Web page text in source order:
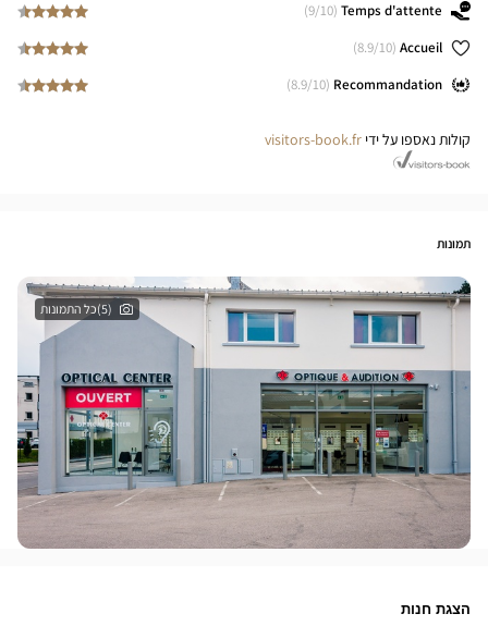
Temps d'attente
(
9/10)
Accueil
(
8.9/10)
Recommandation
(
8.9/10)
קולות נאספו על ידי visitors-book.fr
תמונות
(5)כל התמונות
הצגת חנות